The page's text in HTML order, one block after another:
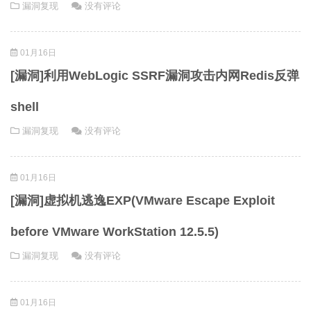
漏洞复现 没有评论
01月16日
[漏洞]利用WebLogic SSRF漏洞攻击内网Redis反弹
shell
漏洞复现 没有评论
01月16日
[漏洞]虚拟机逃逸EXP(VMware Escape Exploit
before VMware WorkStation 12.5.5)
漏洞复现 没有评论
01月16日